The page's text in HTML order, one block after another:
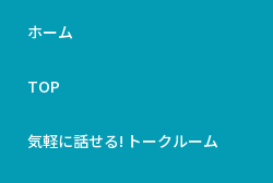
ホーム
TOP
気軽に話せる! トークルーム